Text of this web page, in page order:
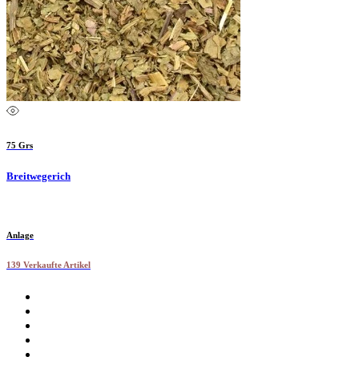
75 Grs
Breitwegerich
Anlage
139 Verkaufte Artikel